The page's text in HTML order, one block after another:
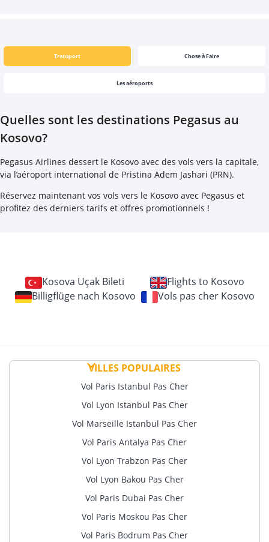
Transport Chose à Faire
Les aéroports
Quelles sont les destinations Pegasus au
Kosovo?
Pegasus Airlines dessert le Kosovo avec des vols vers la capitale,
via l’aéroport international de Pristina Adem Jashari (PRN).
Réservez maintenant vos vols vers le Kosovo avec Pegasus et
profitez des derniers tarifs et offres promotionnels !
Kosova Uçak Bileti
Flights to Kosovo
Billigflüge nach Kosovo
Vols pas cher Kosovo
VILLES POPULAIRES
Vol Paris Istanbul Pas Cher
Vol Lyon Istanbul Pas Cher
Vol Marseille Istanbul Pas Cher
Vol Paris Antalya Pas Cher
Vol Lyon Trabzon Pas Cher
Vol Lyon Bakou Pas Cher
Vol Paris Dubai Pas Cher
Vol Paris Moskou Pas Cher
Vol Paris Bodrum Pas Cher